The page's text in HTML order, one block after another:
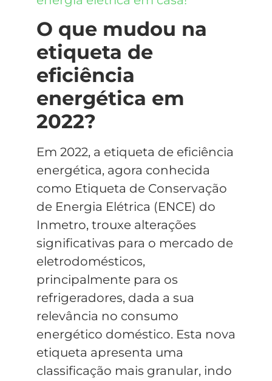
O que mudou na
etiqueta de
eficiência
energética em
2022?
Em 2022, a etiqueta de eficiência
energética, agora conhecida
como Etiqueta de Conservação
de Energia Elétrica (ENCE) do
Inmetro, trouxe alterações
significativas para o mercado de
eletrodomésticos,
principalmente para os
refrigeradores, dada a sua
relevância no consumo
energético doméstico. Esta nova
etiqueta apresenta uma
classificação mais granular, indo